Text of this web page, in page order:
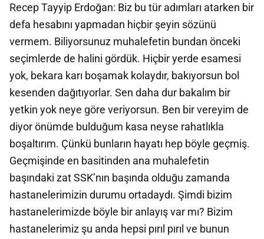
Recep Tayyip Erdoğan: Biz bu tür adımları atarken bir
defa hesabını yapmadan hiçbir şeyin sözünü
vermem. Biliyorsunuz muhalefetin bundan önceki
seçimlerde de halini gördük. Hiçbir yerde esamesi
yok, bekara karı boşamak kolaydır, bakıyorsun bol
kesenden dağıtıyorlar. Sen daha dur bakalım bir
yetkin yok neye göre veriyorsun. Ben bir vereyim de
diyor önümde bulduğum kasa neyse rahatlıkla
boşaltırım. Çünkü bunların hayatı hep böyle geçmiş.
Geçmişinde en basitinden ana muhalefetin
başındaki zat SSK’nın başında olduğu zamanda
hastanelerimizin durumu ortadaydı. Şimdi bizim
hastanelerimizde böyle bir anlayış var mı? Bizim
hastanelerimiz şu anda hepsi pırıl pırıl ve bunun